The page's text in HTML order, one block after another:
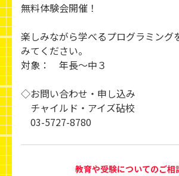
無料体験会開催！
楽しみながら学べるプログラミング
みてください。
対象： 年長～中３
◇お問い合わせ・申し込み
チャイルド・アイズ砧校
03-5727-8780
教育や受験についてのご相